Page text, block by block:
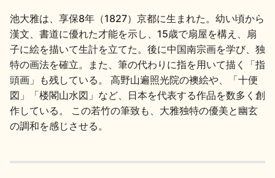
地酒蔵元会WEB展示会 地酒蔵元会利酒会
池大雅は、享保8年（1827）京都に生まれた。幼い頃から
漢文、書道に優れた才能を示し、15歳で扇屋を構え、扇
子に絵を描いて生計を立てた。後に中国南宗画を学び、独
特の画法を確立。また、筆の代わりに指を用いて描く「指
頭画」も残している。 高野山遍照光院の襖絵や、「十便
図」「楼閣山水図」など、日本を代表する作品を数多く創
作している。 この若竹の筆致も、大雅独特の優美と幽玄
の調和を感じさせる。